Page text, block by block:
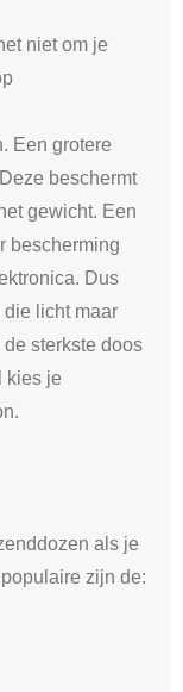
niet om je
Een grotere
beschermt
gewicht. Een
bescherming
Dus
licht maar
sterkste doos
kies je
als je
zijn de: